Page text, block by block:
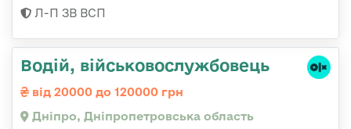
Л-П ЗВ ВСП
Водій, військовослужбовець
від 20000 до 120000 грн
Дніпро, Дніпропетровська область